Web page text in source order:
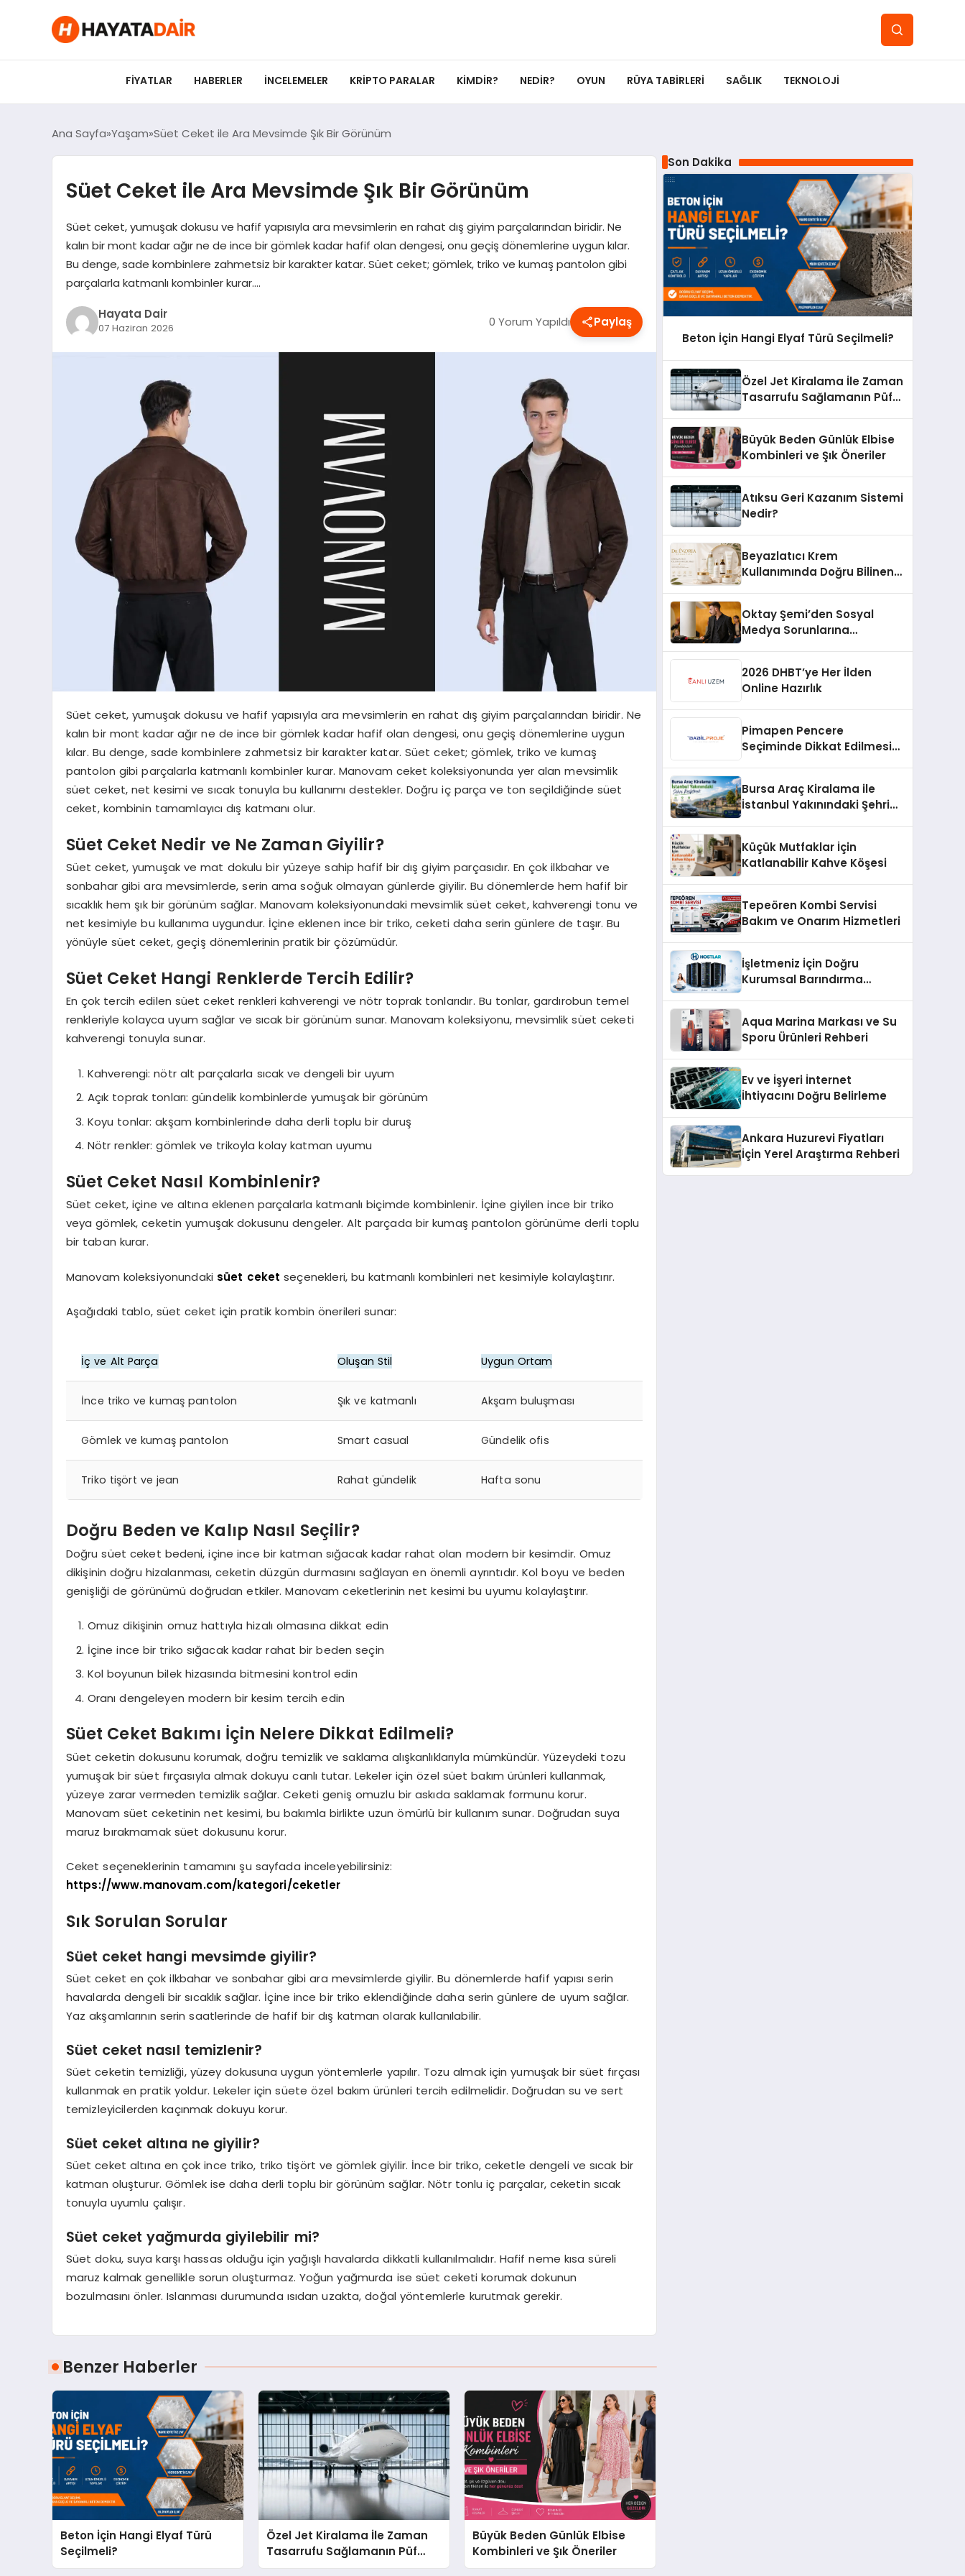
FIYATLAR HABERLER İNCELEMELER KRIPTO PARALAR KIMDIR? NEDIR? OYUN RÜYA TABIRLERI SAĞLIK TEKNOLOJI
Ana Sayfa Yaşam Süet Ceket ile Ara Mevsimde Şık Bir Görünüm
Süet Ceket ile Ara Mevsimde Şık Bir Görünüm
Süet ceket, yumuşak dokusu ve hafif yapısıyla ara mevsimlerin en rahat dış giyim parçalarından biridir. Ne
kalın bir mont kadar ağır ne de ince bir gömlek kadar hafif olan dengesi, onu geçiş dönemlerine uygun kılar.
Bu denge, sade kombinlere zahmetsiz bir karakter katar. Süet ceket; gömlek, triko ve kumaş pantolon gibi
parçalarla katmanlı kombinler kurar….
Hayata Dair
07 Haziran 2026 0 Yorum Yapıldı Paylaş
Süet ceket, yumuşak dokusu ve hafif yapısıyla ara mevsimlerin en rahat dış giyim parçalarından biridir. Ne
kalın bir mont kadar ağır ne de ince bir gömlek kadar hafif olan dengesi, onu geçiş dönemlerine uygun
kılar. Bu denge, sade kombinlere zahmetsiz bir karakter katar. Süet ceket; gömlek, triko ve kumaş
pantolon gibi parçalarla katmanlı kombinler kurar. Manovam ceket koleksiyonunda yer alan mevsimlik
süet ceket, net kesimi ve sıcak tonuyla bu kullanımı destekler. Doğru iç parça ve ton seçildiğinde süet
ceket, kombinin tamamlayıcı dış katmanı olur.
Süet Ceket Nedir ve Ne Zaman Giyilir?
Süet ceket, yumuşak ve mat dokulu bir yüzeye sahip hafif bir dış giyim parçasıdır. En çok ilkbahar ve
sonbahar gibi ara mevsimlerde, serin ama soğuk olmayan günlerde giyilir. Bu dönemlerde hem hafif bir
sıcaklık hem şık bir görünüm sağlar. Manovam koleksiyonundaki mevsimlik süet ceket, kahverengi tonu ve
net kesimiyle bu kullanıma uygundur. İçine eklenen ince bir triko, ceketi daha serin günlere de taşır. Bu
yönüyle süet ceket, geçiş dönemlerinin pratik bir çözümüdür.
Süet Ceket Hangi Renklerde Tercih Edilir?
En çok tercih edilen süet ceket renkleri kahverengi ve nötr toprak tonlarıdır. Bu tonlar, gardırobun temel
renkleriyle kolayca uyum sağlar ve sıcak bir görünüm sunar. Manovam koleksiyonu, mevsimlik süet ceketi
kahverengi tonuyla sunar.
Kahverengi: nötr alt parçalarla sıcak ve dengeli bir uyum
Açık toprak tonları: gündelik kombinlerde yumuşak bir görünüm
Koyu tonlar: akşam kombinlerinde daha derli toplu bir duruş
Nötr renkler: gömlek ve trikoyla kolay katman uyumu
Süet Ceket Nasıl Kombinlenir?
Süet ceket, içine ve altına eklenen parçalarla katmanlı biçimde kombinlenir. İçine giyilen ince bir triko
veya gömlek, ceketin yumuşak dokusunu dengeler. Alt parçada bir kumaş pantolon görünüme derli toplu
bir taban kurar.
Manovam koleksiyonundaki süet ceket seçenekleri, bu katmanlı kombinleri net kesimiyle kolaylaştırır.
Aşağıdaki tablo, süet ceket için pratik kombin önerileri sunar:
İç ve Alt Parça Oluşan Stil Uygun Ortam
İnce triko ve kumaş pantolon Şık ve katmanlı Akşam buluşması
Gömlek ve kumaş pantolon Smart casual Gündelik ofis
Triko tişört ve jean Rahat gündelik Hafta sonu
Doğru Beden ve Kalıp Nasıl Seçilir?
Doğru süet ceket bedeni, içine ince bir katman sığacak kadar rahat olan modern bir kesimdir. Omuz
dikişinin doğru hizalanması, ceketin düzgün durmasını sağlayan en önemli ayrıntıdır. Kol boyu ve beden
genişliği de görünümü doğrudan etkiler. Manovam ceketlerinin net kesimi bu uyumu kolaylaştırır.
Omuz dikişinin omuz hattıyla hizalı olmasına dikkat edin
İçine ince bir triko sığacak kadar rahat bir beden seçin
Kol boyunun bilek hizasında bitmesini kontrol edin
Oranı dengeleyen modern bir kesim tercih edin
Süet Ceket Bakımı İçin Nelere Dikkat Edilmeli?
Süet ceketin dokusunu korumak, doğru temizlik ve saklama alışkanlıklarıyla mümkündür. Yüzeydeki tozu
yumuşak bir süet fırçasıyla almak dokuyu canlı tutar. Lekeler için özel süet bakım ürünleri kullanmak,
yüzeye zarar vermeden temizlik sağlar. Ceketi geniş omuzlu bir askıda saklamak formunu korur.
Manovam süet ceketinin net kesimi, bu bakımla birlikte uzun ömürlü bir kullanım sunar. Doğrudan suya
maruz bırakmamak süet dokusunu korur.
Ceket seçeneklerinin tamamını şu sayfada inceleyebilirsiniz:
https://www.manovam.com/kategori/ceketler
Sık Sorulan Sorular
Süet ceket hangi mevsimde giyilir?
Süet ceket en çok ilkbahar ve sonbahar gibi ara mevsimlerde giyilir. Bu dönemlerde hafif yapısı serin
havalarda dengeli bir sıcaklık sağlar. İçine ince bir triko eklendiğinde daha serin günlere de uyum sağlar.
Yaz akşamlarının serin saatlerinde de hafif bir dış katman olarak kullanılabilir.
Süet ceket nasıl temizlenir?
Süet ceketin temizliği, yüzey dokusuna uygun yöntemlerle yapılır. Tozu almak için yumuşak bir süet fırçası
kullanmak en pratik yoldur. Lekeler için süete özel bakım ürünleri tercih edilmelidir. Doğrudan su ve sert
temizleyicilerden kaçınmak dokuyu korur.
Süet ceket altına ne giyilir?
Süet ceket altına en çok ince triko, triko tişört ve gömlek giyilir. İnce bir triko, ceketle dengeli ve sıcak bir
katman oluşturur. Gömlek ise daha derli toplu bir görünüm sağlar. Nötr tonlu iç parçalar, ceketin sıcak
tonuyla uyumlu çalışır.
Süet ceket yağmurda giyilebilir mi?
Süet doku, suya karşı hassas olduğu için yağışlı havalarda dikkatli kullanılmalıdır. Hafif neme kısa süreli
maruz kalmak genellikle sorun oluşturmaz. Yoğun yağmurda ise süet ceketi korumak dokunun
bozulmasını önler. Islanması durumunda ısıdan uzakta, doğal yöntemlerle kurutmak gerekir.
Benzer Haberler
Beton İçin Hangi Elyaf Türü
Seçilmeli?
Özel Jet Kiralama İle Zaman
Tasarrufu Sağlamanın Püf
Noktaları
Büyük Beden Günlük Elbise
Kombinleri ve Şık Öneriler
Son Dakika
Beton İçin Hangi Elyaf Türü Seçilmeli?
Özel Jet Kiralama İle Zaman
Tasarrufu Sağlamanın Püf
Büyük Beden Günlük Elbise
Kombinleri ve Şık Öneriler
Atıksu Geri Kazanım Sistemi
Nedir?
Beyazlatıcı Krem
Kullanımında Doğru Bilinen
Oktay Şemi’den Sosyal
Medya Sorunlarına
2026 DHBT’ye Her İlden
Online Hazırlık
Pimapen Pencere
Seçiminde Dikkat Edilmesi
Bursa Araç Kiralama ile
İstanbul Yakınındaki Şehri
Küçük Mutfaklar İçin
Katlanabilir Kahve Köşesi
Tepeören Kombi Servisi
Bakım ve Onarım Hizmetleri
İşletmeniz İçin Doğru
Kurumsal Barındırma
Aqua Marina Markası ve Su
Sporu Ürünleri Rehberi
Ev ve İşyeri İnternet
İhtiyacını Doğru Belirleme
Ankara Huzurevi Fiyatları
İçin Yerel Araştırma Rehberi